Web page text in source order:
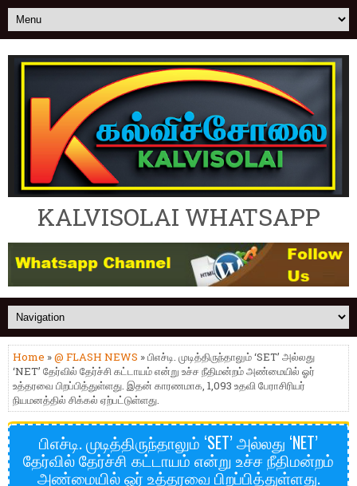
KALVISOLAI WHATSAPP
Home »@ FLASH NEWS » பிஎச்டி. முடித்திருந்தாலும் ‘SET’ அல்லது
‘NET’ தேர்வில் தேர்ச்சி கட்டாயம் என்று உச்ச நீதிமன்றம் அண்மையில் ஓர்
உத்தரவை பிறப்பித்துள்ளது. இதன் காரணமாக, 1,093 உதவி பேராசிரியர்
நியமனத்தில் சிக்கல் ஏற்பட்டுள்ளது.
பிஎச்டி. முடித்திருந்தாலும் ‘SET’ அல்லது ‘NET’
தேர்வில் தேர்ச்சி கட்டாயம் என்று உச்ச நீதிமன்றம்
அண்மையில் ஓர் உத்தரவை பிறப்பித்துள்ளது.